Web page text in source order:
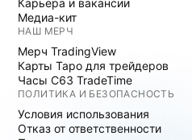
Карьера и вакансии
Медиа-кит
НАШ МЕРЧ
Мерч TradingView
Карты Таро для трейдеров
Часы C63 TradeTime
ПОЛИТИКА И БЕЗОПАСНОСТЬ
Условия использования
Отказ от ответственности